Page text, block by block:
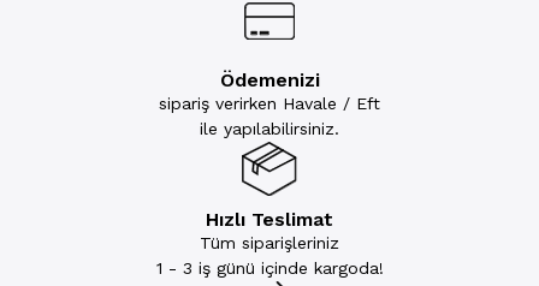
Ödemenizi
sipariş verirken Havale / Eft
ile yapılabilirsiniz.
Hızlı Teslimat
Tüm siparişleriniz
1 - 3 iş günü içinde kargoda!